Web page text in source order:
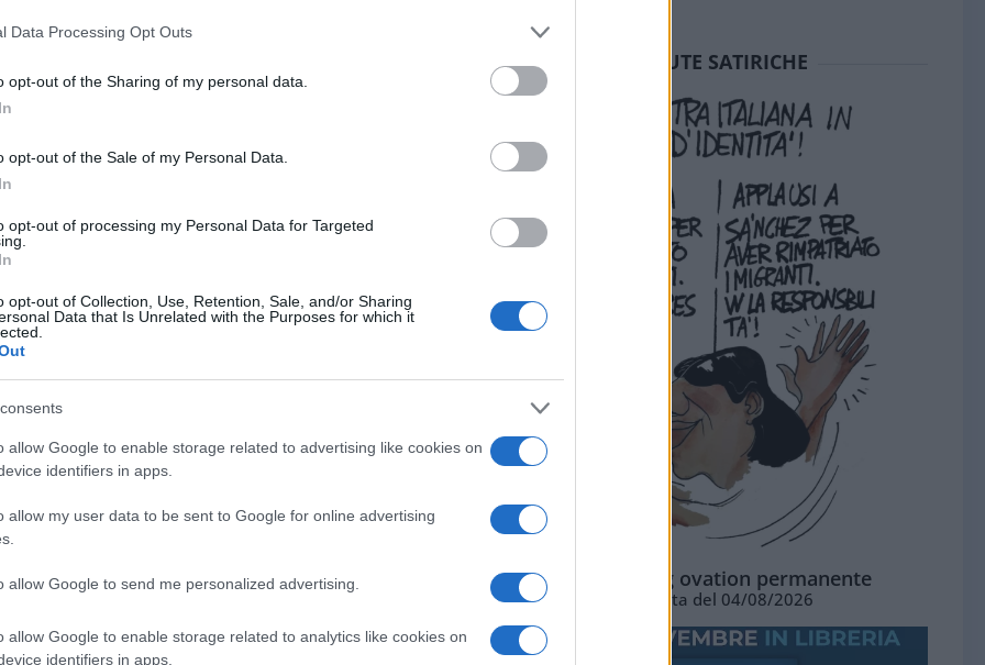
Data Processing Opt Outs
opt-out of the Sharing of my personal data.
opt-out of the Sale of my Personal Data.
opt-out of processing my Personal Data for Targeted
opt-out of Collection, Use, Retention, Sale, and/or Sharing
Data that Is Unrelated with the Purposes for which it
allow Google to enable storage related to advertising like cookies on
identifiers in apps.
allow my user data to be sent to Google for online advertising
allow Google to send me personalized advertising.
allow Google to enable storage related to analytics like cookies on
identifiers in apps.
Certo ci sono gli applausi al
le sanzioni, le prime armi inviate, il
da qualche giorno stanno
si stanno mettendo le cose in guerra.
di evitare la caduta di Kiev. Ha
Ha riconquistato alcune pezzetti di
l’Occidente e la Nato sulle
soddisfatto. Non ha ottenuto la
Non ha ottenuto il bando al petrolio
ma non hanno fatto collassare
di ingresso in Unione Europea è un
scorciatoie
, per concludere il
che alcuni Paesi non si mettano di
russa avanza seppur lentamente: il
è caduta con tutto il simbolismo che
quell’inno “l’Ucraina vincerà” sia uno
dell’altro giorno, in cui si invitava Kiev a
SEDUTE SATIRICHE
La standing ovation permanente
Vignetta del 04/08/2026